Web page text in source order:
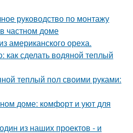
руководство по монтажу
частном доме
американского ореха.
как сделать водяной теплый
теплый пол своими руками:
доме: комфорт и уют для
из наших проектов - и